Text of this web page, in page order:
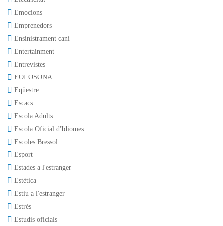
Emocions
Emprenedors
Ensinistrament caní
Entertainment
Entrevistes
EOI OSONA
Eqüestre
Escacs
Escola Adults
Escola Oficial d'Idiomes
Escoles Bressol
Esport
Estades a l'estranger
Estètica
Estiu a l'estranger
Estrès
Estudis oficials